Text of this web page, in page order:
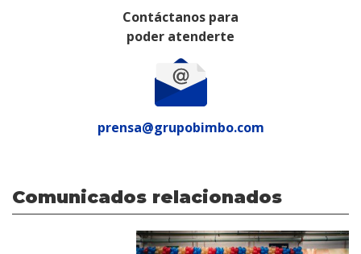
Contáctanos para
poder atenderte
prensa@grupobimbo.com
Comunicados relacionados